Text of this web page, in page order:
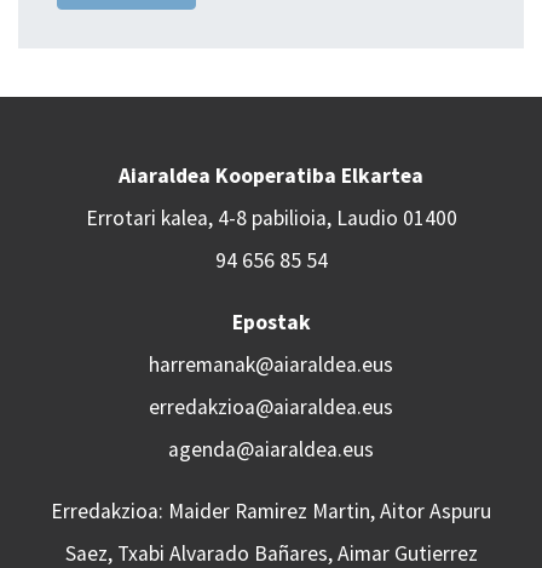
Aiaraldea Kooperatiba Elkartea
Errotari kalea, 4-8 pabilioia, Laudio 01400
94 656 85 54
Epostak
harremanak@aiaraldea.eus
erredakzioa@aiaraldea.eus
agenda@aiaraldea.eus
Erredakzioa: Maider Ramirez Martin, Aitor Aspuru
Saez, Txabi Alvarado Bañares, Aimar Gutierrez